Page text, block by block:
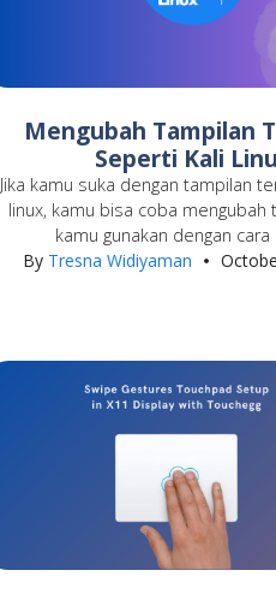
Mengubah Tampilan
Seperti Kali
Jika kamu suka dengan tampilan
linux, kamu bisa coba mengubah
kamu gunakan dengan
By Tresna Widiyaman